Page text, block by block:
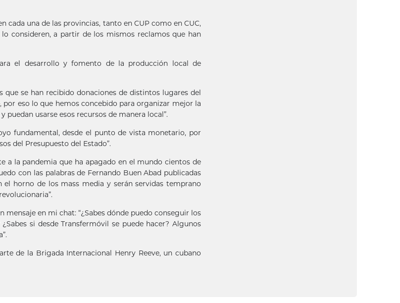
cada una de las provincias, tanto en CUP como en CUC,
consideren, a partir de los mismos reclamos que han
el desarrollo y fomento de la producción local de
se han recibido donaciones de distintos lugares del
eso lo que hemos concebido para organizar mejor la
usarse esos recursos de manera local”.
fundamental, desde el punto de vista monetario, por
del Presupuesto del Estado”.
a la pandemia que ha apagado en el mundo cientos de
con las palabras de Fernando Buen Abad publicadas
el horno de los mass media y serán servidas temprano
en mi chat: “¿Sabes dónde puedo conseguir los
si desde Transfermóvil se puede hacer? Algunos
de la Brigada Internacional Henry Reeve, un cubano